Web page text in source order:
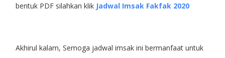
bentuk PDF silahkan klik Jadwal Imsak Fakfak 2020
Akhirul kalam, Semoga jadwal imsak ini bermanfaat untuk